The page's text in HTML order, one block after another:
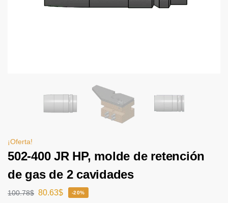
¡Oferta!
502-400 JR HP, molde de retención
de gas de 2 cavidades
100.78$ 80.63$ -20%